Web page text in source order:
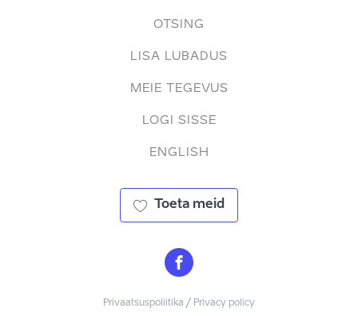
OTSING
LISA LUBADUS
MEIE TEGEVUS
LOGI SISSE
ENGLISH
Toeta meid
Privaatsuspoliitika / Privacy policy